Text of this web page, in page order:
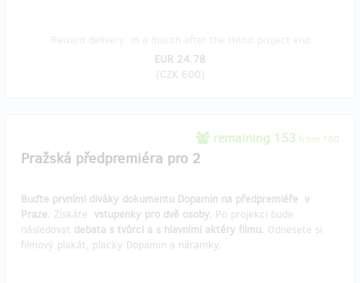
EUR 24.78
(CZK 600)
remaining 153 from 160
Pražská předpremiéra pro 2
Buďte prvními diváky dokumentu Dopamin na předpremiéře v
Praze. Získáte vstupenky pro dvě osoby. Po projekci bude
následovat debata s tvůrci a s hlavními aktéry filmu. Odnesete si
filmový plakát, placky Dopamin a náramky.